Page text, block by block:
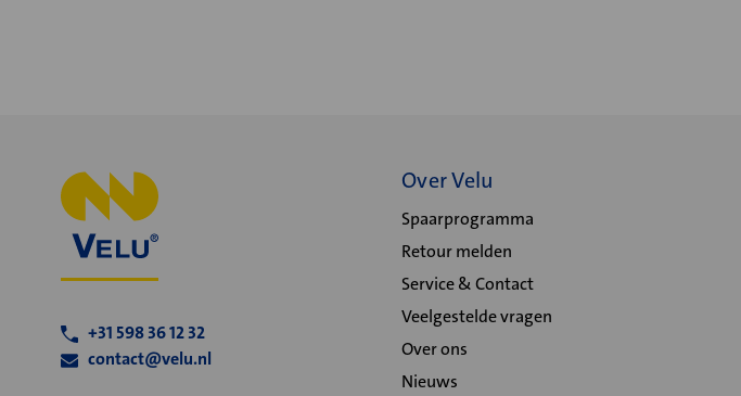
+31 598 36 12 32
contact@velu.nl
Over Velu
Spaarprogramma
Retour melden
Service & Contact
Veelgestelde vragen
Over ons
Nieuws